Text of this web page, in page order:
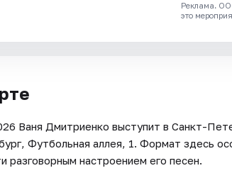
Реклама.
это
Ваня Дмитриенко выступит в Санкт-
Футбольная аллея, 1. Формат здесь
разговорным настроением его песен.